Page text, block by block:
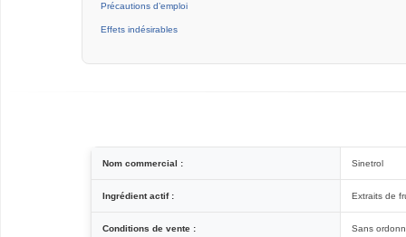
Précautions d’emploi
Effets indésirables
Nom commercial : Sinetrol
Ingrédient actif : Extraits de
Conditions de vente : Sans